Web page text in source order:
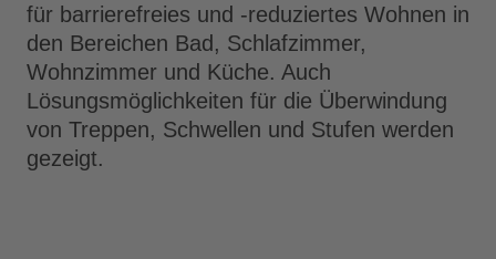
für barrierefreies und -reduziertes Wohnen in
den Bereichen Bad, Schlafzimmer,
Wohnzimmer und Küche. Auch
Lösungsmöglichkeiten für die Überwindung
von Treppen, Schwellen und Stufen werden
gezeigt.